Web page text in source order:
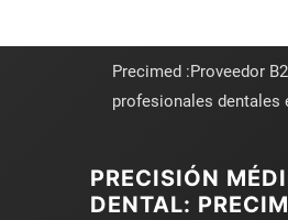
Precimed :Proveedor
profesionales dentales
PRECISIÓN
DENTAL: